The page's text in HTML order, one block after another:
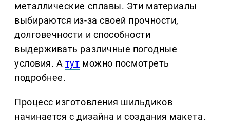
металлические сплавы. Эти материалы
выбираются из-за своей прочности,
долговечности и способности
выдерживать различные погодные
условия. А тут можно посмотреть
подробнее.
Процесс изготовления шильдиков
начинается с дизайна и создания макета.